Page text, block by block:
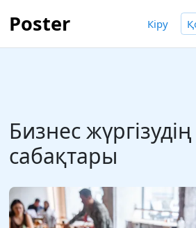
Poster Кіру
Бизнес жүргізудің
сабақтары